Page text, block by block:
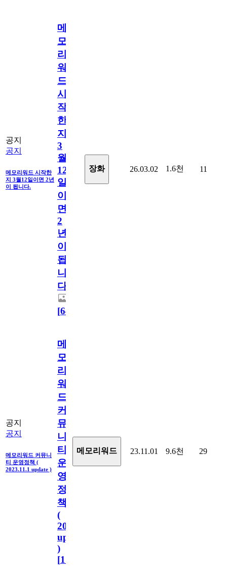
공지
공지
메모리워드 시작한
지 3월12일이면 2년
이 됩니다.
메
모
리
워
드
시
작
한
지
3
월
12
일
이
면
2
년
이
됩
니
다.
[64
장화 26.03.02 1.6천 11
공지
공지
메모리워드 커뮤니
티 운영정책 (
2023.11.1 update )
메
모
리
워
드
커
뮤
니
티
운
영
정
책
(
2023.11.1
update
)
[110
메모리워드 23.11.01 9.6천 29